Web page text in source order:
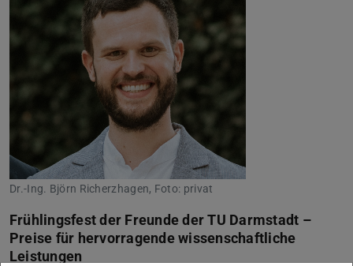
Dr.-Ing. Björn Richerzhagen, Foto: privat
Frühlingsfest der Freunde der TU Darmstadt –
Preise für hervorragende wissenschaftliche
Leistungen